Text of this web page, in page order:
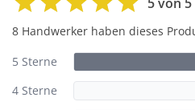
8 Handwerker haben dieses
5 Sterne
4 Sterne